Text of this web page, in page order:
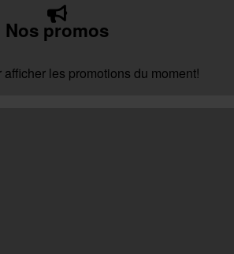
Nos promos
les promotions du moment!